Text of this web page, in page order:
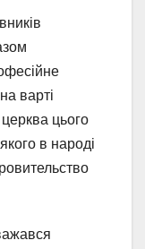
варті
цього
в народі